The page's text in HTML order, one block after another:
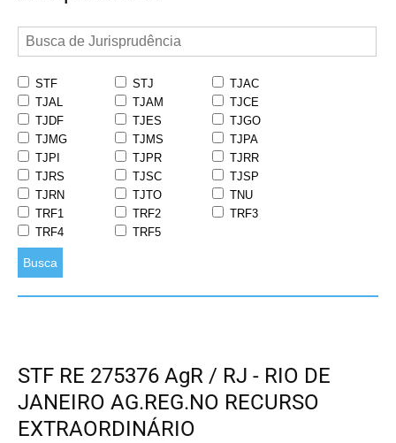
STF STJ
TJAC
TJAL
TJAM
TJCE
TJDF
TJES
TJGO
TJMG
TJMS
TJPA
TJPI
TJPR
TJRR
TJRS
TJSC
TJSP
TJRN
TJTO
TNU
TRF1
TRF2
TRF3
TRF4
TRF5
Busca
STF RE 275376 AgR / RJ - RIO DE
JANEIRO AG.REG.NO RECURSO
EXTRAORDINÁRIO